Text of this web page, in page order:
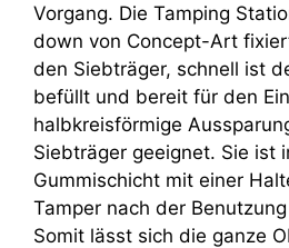
Vorgang. Die Tamping
down von Concept-Art
den Siebträger, schnell ist
befüllt und bereit für den
halbkreisförmige
Siebträger geeignet. Sie ist
Gummischicht mit einer
Tamper nach der
Somit lässt sich die ganze